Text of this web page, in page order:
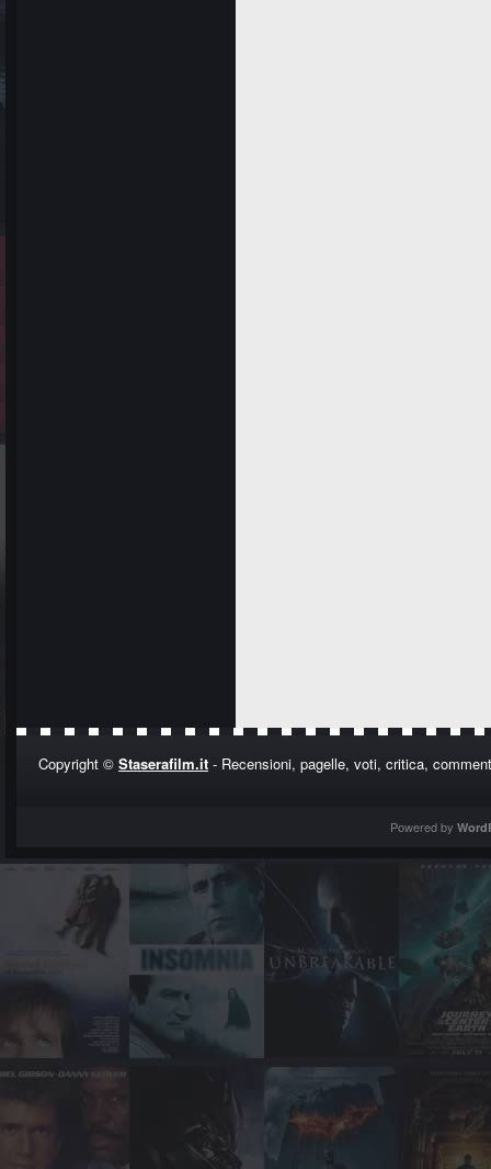
Copyright © Staserafilm.it - Recensioni, pagelle, voti, critica,
Powered by